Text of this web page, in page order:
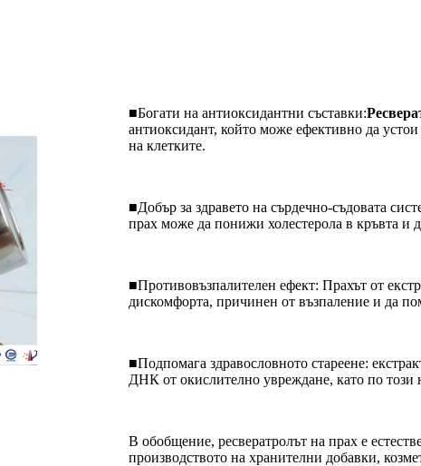
■Богати на антиоксидантни съставки:
антиоксидант, който може ефективно да
на клетките.
■Добър за здравето на сърдечно-съдовата
прах може да понижи холестерола в кръвта и
■Противовъзпалителен ефект: Прахът от
дискомфорта, причинен от възпаление и да
■Подпомага здравословното стареене:
ДНК от окислително увреждане, като по този
В обобщение, ресвератролът на прах е
производството на хранителни добавки,